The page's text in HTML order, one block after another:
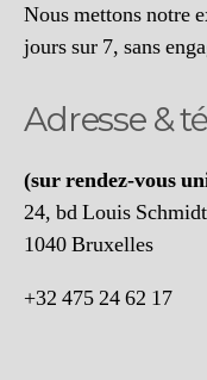
Nous mettons notre
jours sur 7, sans
Adresse &
(sur rendez-vous
24, bd Louis Schmidt
1040 Bruxelles
+32 475 24 62 17